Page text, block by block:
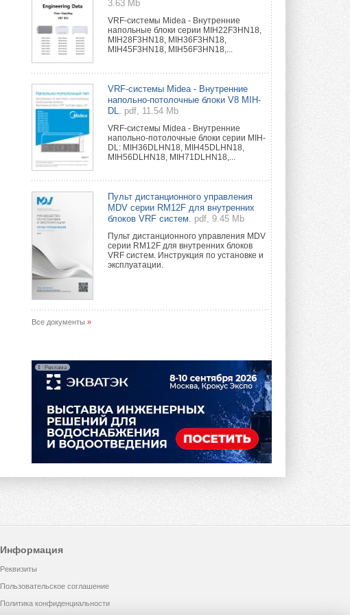
3.63 Mb
VRF-системы Midea - Внутренние
напольные блоки серии MIH22F3HN18,
MIH28F3HN18, MIH36F3HN18,
MIH45F3HN18, MIH56F3HN18,...
VRF-системы Midea - Внутренние
напольно-потолочные блоки V8 MIH-
DL.
pdf, 11.54 Mb
VRF-системы Midea - Внутренние
напольно-потолочные блоки серии MIH-
DL: MIH36DLHN18, MIH45DLHN18,
MIH56DLHN18, MIH71DLHN18,...
Пульт дистанционного управления
MDV серии RM12F для внутренних
блоков VRF систем.
pdf, 9.45 Mb
Пульт дистанционного управления MDV
серии RM12F для внутренних блоков
VRF систем. Инструкция по установке и
эксплуатации.
Все документы »
Реклама
Информация
Реквизиты
Пользовательское соглашение
Политика конфиденциальности